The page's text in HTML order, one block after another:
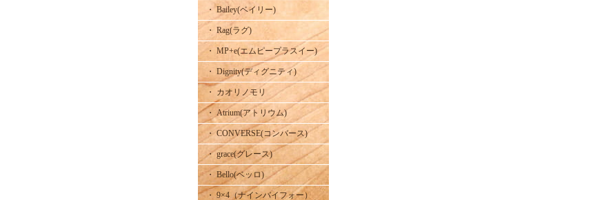
・ Bailey(ベイリー)
・ Rag(ラグ)
・ MP+e(エムピープラスイー)
・ Dignity(ディグニティ)
・ カオリノモリ
・ Atrium(アトリウム)
・ CONVERSE(コンバース)
・ grace(グレース)
・ Bello(ベッロ)
・ 9×4（ナインバイフォー）